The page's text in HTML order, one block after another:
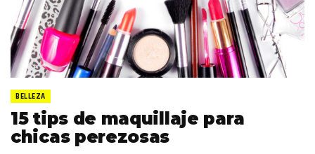
BELLEZA
15 tips de maquillaje para
chicas perezosas